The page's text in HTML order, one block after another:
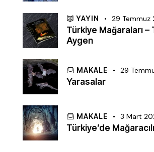
YAYIN 29 Temmuz
Türkiye Mağaraları –
Aygen
MAKALE 29
Yarasalar
MAKALE 3 Mart
Türkiye’de